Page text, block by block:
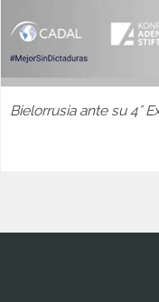
Bielorrusia ante su 4°